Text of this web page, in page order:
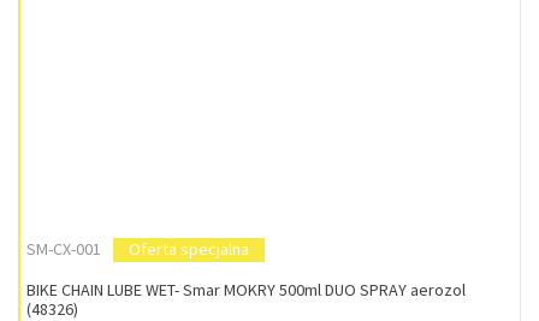
SM-CX-001
Oferta specjalna
BIKE CHAIN LUBE WET- Smar MOKRY 500ml DUO SPRAY aerozol
(48326)